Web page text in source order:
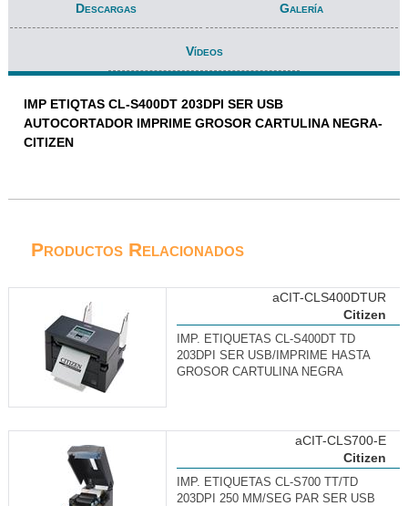
Descargas Galería
Vídeos
IMP ETIQTAS CL-S400DT 203DPI SER USB
AUTOCORTADOR IMPRIME GROSOR CARTULINA NEGRA-
CITIZEN
Productos Relacionados
Citizen
aCIT-CLS400DTUR
IMP. ETIQUETAS CL-S400DT TD
203DPI SER USB/IMPRIME HASTA
GROSOR CARTULINA NEGRA
Citizen
aCIT-CLS700-E
IMP. ETIQUETAS CL-S700 TT/TD
203DPI 250 MM/SEG PAR SER USB